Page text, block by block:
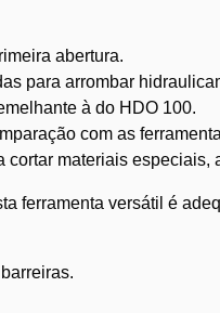
abertura.
para arrombar
à do HDO 100.
com as
materiais especiais,
ferramenta versátil é